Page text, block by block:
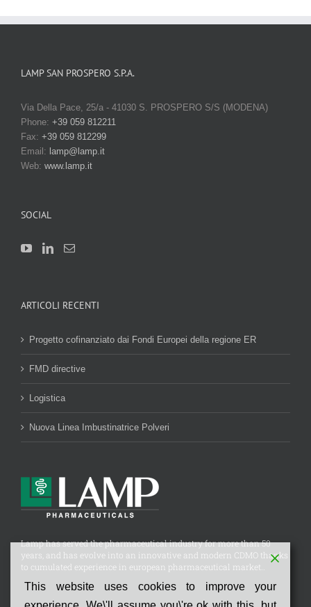
LAMP SAN PROSPERO S.P.A.
Via Della Pace, 25/a - 41030 S. PROSPERO S/S (MODENA)
Phone: +39 059 812211
Fax: +39 059 812299
Email: lamp@lamp.it
Web: www.lamp.it
SOCIAL
ARTICOLI RECENTI
Progetto cofinanziato dai Fondi Europei della regione ER
FMD directive
Logistica
Nuova Linea Imbustinatrice Polveri
Lamp has served the pharmaceutical industry for more than 50
years, and has evolve into an innovative and modern CDMO thanks
to cumulated experience in european pharmaceutical market..
This website uses cookies to improve your